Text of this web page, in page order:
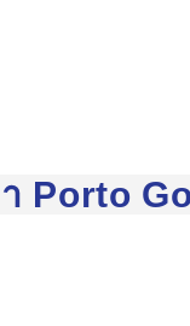
Porto